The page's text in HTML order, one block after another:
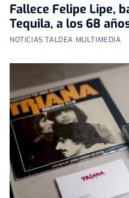
Fallece Felipe Lipe,
Tequila, a los 68
NOTICIAS TALDEA MULTIMEDIA